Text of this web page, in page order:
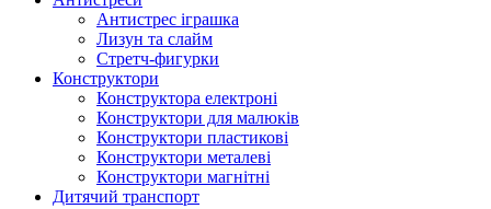
Антистрес іграшка
Лизун та слайм
Стретч-фигурки
Конструктори
Конструктора електроні
Конструктори для малюків
Конструктори пластикові
Конструктори металеві
Конструктори магнітні
Дитячий транспорт